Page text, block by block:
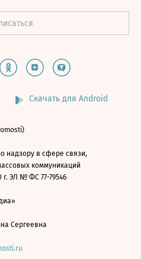
Скачать для Android
надзору в сфере связи,
коммуникаций
г. ЭЛ № ФС 77-79546
Сергеевна